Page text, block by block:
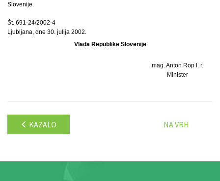
Slovenije.
Št. 691-24/2002-4
Ljubljana, dne 30. julija 2002.
Vlada Republike Slovenije
mag. Anton Rop l. r.
Minister
KAZALO NA VRH